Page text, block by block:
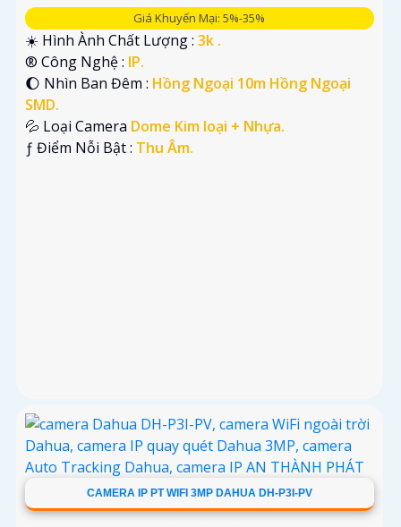
Giá Khuyến Mại: 5%-35%
☀️ Hình Ành Chất Lượng : 3k .
®️ Công Nghệ : IP.
🌔 Nhìn Ban Đêm : Hồng Ngoại 10m Hồng Ngoại
SMD.
💦 Loại Camera Dome Kim loại + Nhựa.
️ƒ Điểm Nỗi Bật : Thu Âm.
CAMERA IP PT WIFI 3MP DAHUA DH-P3I-PV